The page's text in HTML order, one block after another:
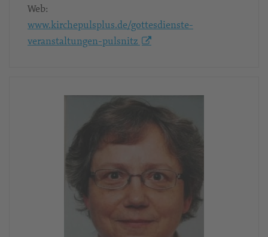
Web:
www.kirchepulsplus.de/gottesdienste-
veranstaltungen-pulsnitz